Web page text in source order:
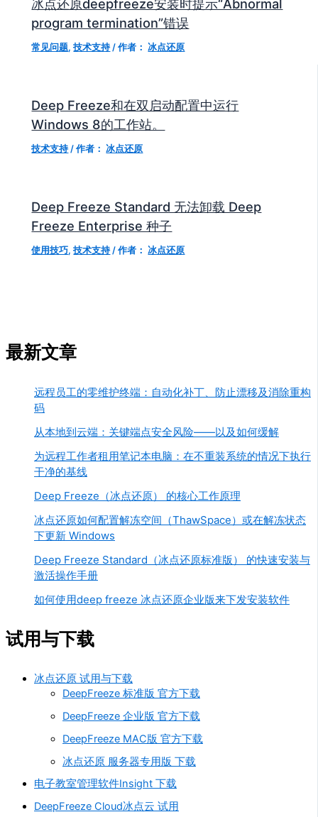
冰点还原deepfreeze安装时提示“Abnormal
program termination”错误
常见问题,技术支持 / 作者： 冰点还原
Deep Freeze和在双启动配置中运行
Windows 8的工作站。
技术支持 / 作者： 冰点还原
Deep Freeze Standard 无法卸载 Deep
Freeze Enterprise 种子
使用技巧,技术支持 / 作者： 冰点还原
最新文章
远程员工的零维护终端：自动化补丁、防止漂移及消除重构
码
从本地到云端：关键端点安全风险——以及如何缓解
为远程工作者租用笔记本电脑：在不重装系统的情况下执行
干净的基线
Deep Freeze（冰点还原） 的核心工作原理
冰点还原如何配置解冻空间（ThawSpace）或在解冻状态
下更新 Windows
Deep Freeze Standard（冰点还原标准版） 的快速安装与
激活操作手册
如何使用deep freeze 冰点还原企业版来下发安装软件
试用与下载
冰点还原 试用与下载
DeepFreeze 标准版 官方下载
DeepFreeze 企业版 官方下载
DeepFreeze MAC版 官方下载
冰点还原 服务器专用版 下载
电子教室管理软件Insight 下载
DeepFreeze Cloud冰点云 试用